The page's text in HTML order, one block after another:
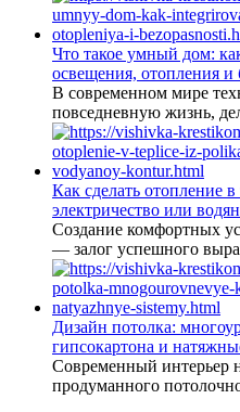
Что такое умный дом:
освещения, отопления и
В современном мире
повседневную жизнь,
Как сделать отопление
электричество или
Создание комфортных
— залог успешного
Дизайн потолка:
гипсокартона и
Современный интерьер
продуманного